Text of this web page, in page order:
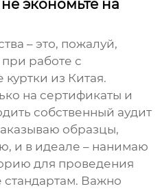
экономьте на
– это, пожалуй,
работе с
из Китая.
на сертификаты и
собственный аудит
образцы,
и в идеале – нанимаю
для проведения
стандартам. Важно